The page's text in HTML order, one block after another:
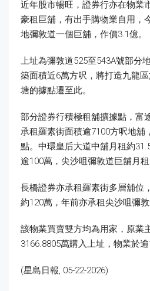
近年股市暢旺，證券行亦在物業
豪租巨舖，有出手購物業自用，
地彌敦道一個巨舖，作價3.1億。
上址為彌敦道525至543A號部分
築面積近6萬方呎，將打造九龍
塘的據點遷至此。
部分證券行積極租舖擴據點，富
承租羅素街面積逾7100方呎地舖
點。中環皇后大道中舖月租約
逾100萬，尖沙咀彌敦道巨舖月租
長橋證券亦承租羅素街多層舖位
約120萬，年前亦承租尖沙咀彌敦
該物業買賣雙方均為用家，原業
3166.8805萬購入上址，物業於逾
(星島日報, 05-22-2026)